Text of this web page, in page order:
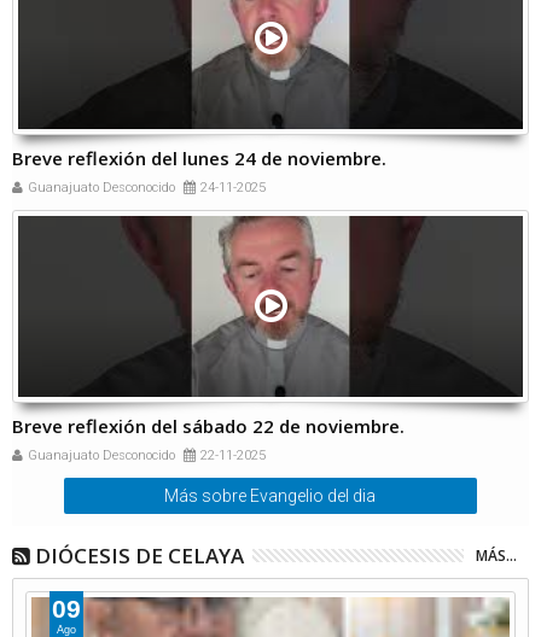
Breve reflexión del lunes 24 de noviembre.
Guanajuato Desconocido 24-11-2025
Breve reflexión del sábado 22 de noviembre.
Guanajuato Desconocido 22-11-2025
Más sobre Evangelio del dia
DIÓCESIS DE CELAYA MÁS...
09
Ago